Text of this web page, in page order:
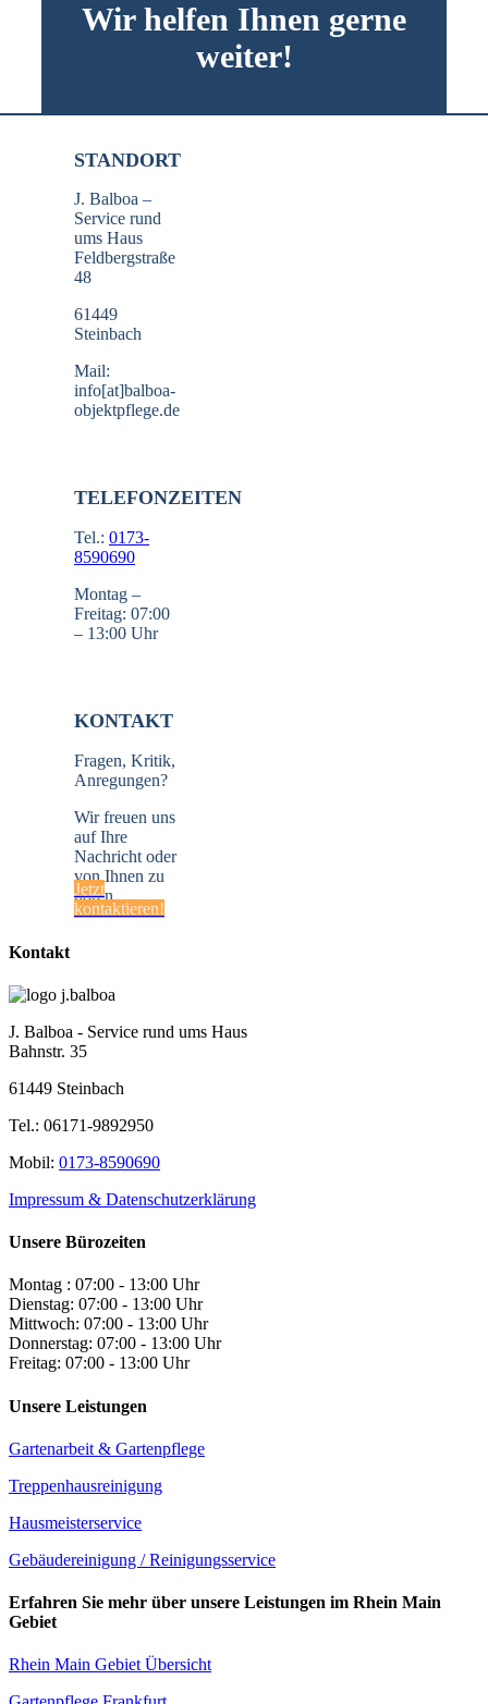
Wir helfen Ihnen gerne
weiter!
STANDORT
J. Balboa –
Service rund
ums Haus
Feldbergstraße
48
61449
Steinbach
Mail:
info[at]balboa-
objektpflege.de
TELEFONZEITEN
Tel.: 0173-
8590690
Montag –
Freitag: 07:00
– 13:00 Uhr
KONTAKT
Fragen, Kritik,
Anregungen?
Wir freuen uns
auf Ihre
Nachricht oder
von Ihnen zu
hören.
Jetzt
kontaktieren!
Kontakt
J. Balboa - Service rund ums Haus
Bahnstr. 35
61449 Steinbach
Tel.: 06171-9892950
Mobil: 0173-8590690
Impressum & Datenschutzerklärung
Unsere Bürozeiten
Montag : 07:00 - 13:00 Uhr
Dienstag: 07:00 - 13:00 Uhr
Mittwoch: 07:00 - 13:00 Uhr
Donnerstag: 07:00 - 13:00 Uhr
Freitag: 07:00 - 13:00 Uhr
Unsere Leistungen
Gartenarbeit & Gartenpflege
Treppenhausreinigung
Hausmeisterservice
Gebäudereinigung / Reinigungsservice
Erfahren Sie mehr über unsere Leistungen im Rhein Main
Gebiet
Rhein Main Gebiet Übersicht